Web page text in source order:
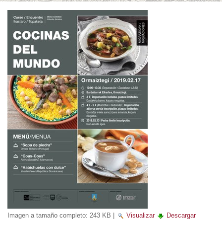
Imagen a tamaño completo: 243 KB Visualizar Descargar